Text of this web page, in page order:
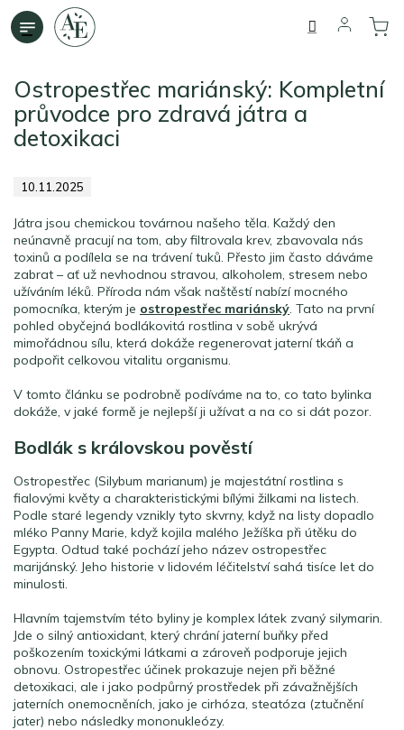
Přejít
na
Ostropestřec mariánský: Kompletní
průvodce pro zdravá játra a
detoxikaci
10.11.2025
Játra jsou chemickou továrnou našeho těla. Každý den
neúnavně pracují na tom, aby filtrovala krev, zbavovala nás
toxinů a podílela se na trávení tuků. Přesto jim často dáváme
zabrat – ať už nevhodnou stravou, alkoholem, stresem nebo
užíváním léků. Příroda nám však naštěstí nabízí mocného
pomocníka, kterým je ostropestřec mariánský. Tato na první
pohled obyčejná bodlákovitá rostlina v sobě ukrývá
mimořádnou sílu, která dokáže regenerovat jaterní tkáň a
podpořit celkovou vitalitu organismu.
V tomto článku se podrobně podíváme na to, co tato bylinka
dokáže, v jaké formě je nejlepší ji užívat a na co si dát pozor.
Bodlák s královskou pověstí
Ostropestřec (Silybum marianum) je majestátní rostlina s
fialovými květy a charakteristickými bílými žilkami na listech.
Podle staré legendy vznikly tyto skvrny, když na listy dopadlo
mléko Panny Marie, když kojila malého Ježíška při útěku do
Egypta. Odtud také pochází jeho název ostropestřec
marijánský. Jeho historie v lidovém léčitelství sahá tisíce let do
minulosti.
Hlavním tajemstvím této byliny je komplex látek zvaný silymarin.
Jde o silný antioxidant, který chrání jaterní buňky před
poškozením toxickými látkami a zároveň podporuje jejich
obnovu. Ostropestřec účinek prokazuje nejen při běžné
detoxikaci, ale i jako podpůrný prostředek při závažnějších
jaterních onemocněních, jako je cirhóza, steatóza (ztučnění
jater) nebo následky mononukleózy.